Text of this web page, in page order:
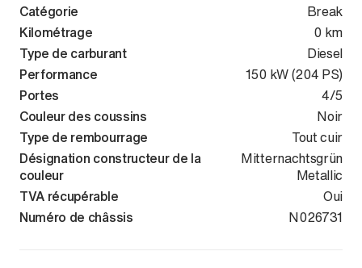
Catégorie
Break
Kilométrage
0 km
Type de carburant
Diesel
Performance
150 kW (204 PS)
Portes
4/5
Couleur des coussins
Noir
Type de rembourrage
Tout cuir
Désignation constructeur de la
couleur
Mitternachtsgrün
Metallic
TVA récupérable
Oui
Numéro de châssis
N026731